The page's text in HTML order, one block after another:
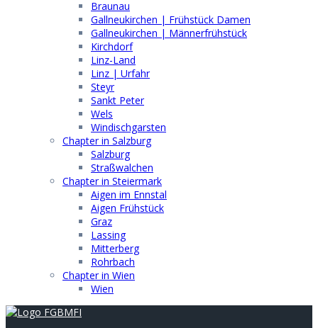
Braunau
Gallneukirchen | Frühstück Damen
Gallneukirchen | Männerfrühstück
Kirchdorf
Linz-Land
Linz | Urfahr
Steyr
Sankt Peter
Wels
Windischgarsten
Chapter in Salzburg
Salzburg
Straßwalchen
Chapter in Steiermark
Aigen im Ennstal
Aigen Frühstück
Graz
Lassing
Mitterberg
Rohrbach
Chapter in Wien
Wien